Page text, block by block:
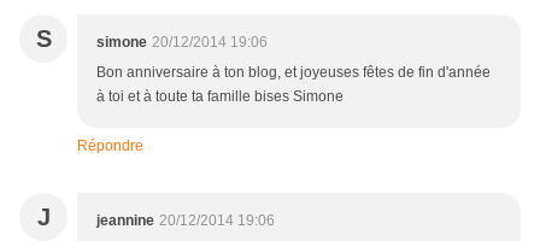
S simone 20/12/2014 19:06
Bon anniversaire à ton blog, et joyeuses fêtes de fin d'année
à toi et à toute ta famille bises Simone
Répondre
J jeannine 20/12/2014 19:06